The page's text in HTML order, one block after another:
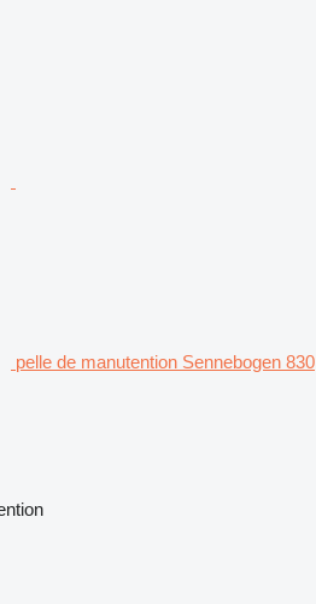
pelle de manutention Sennebogen 830